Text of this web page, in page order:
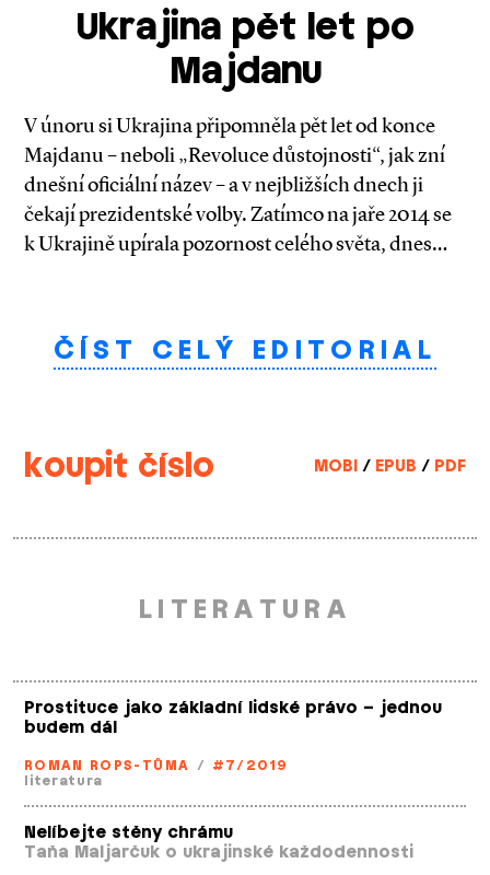
Ukrajina pět let po
Majdanu
V únoru si Ukrajina připomněla pět let od konce
Majdanu – neboli „Revoluce důstojnosti“, jak zní
dnešní oficiální název – a v nejbližších dnech ji
čekají prezidentské volby. Zatímco na jaře 2014 se
k Ukrajině upírala pozornost celého světa, dnes…
ČÍST CELÝ EDITORIAL
koupit číslo MOBI / EPUB / PDF
LITERATURA
Prostituce jako základní lidské právo – jednou
budem dál
ROMAN ROPS­-TŮMA / #7/2019
literatura
Nelíbejte stěny chrámu
Taňa Maljarčuk o ukrajinské každodennosti